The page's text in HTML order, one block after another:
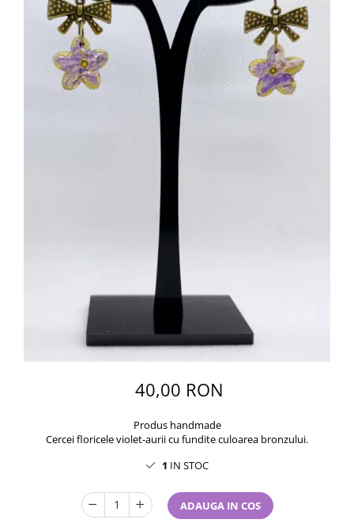
40,00 RON
Produs handmade
Cercei floricele violet-aurii cu fundite culoarea bronzului.
1 IN STOC
ADAUGA IN COS